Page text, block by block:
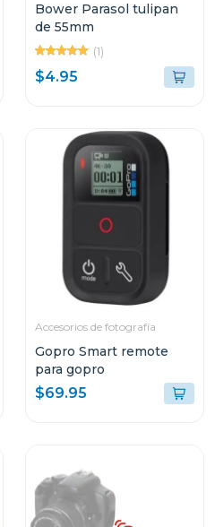
Bower Parasol tulipan
de 55mm
(1)
$4.95
Accesorios de fotografía
Gopro Smart remote
para gopro
$69.95